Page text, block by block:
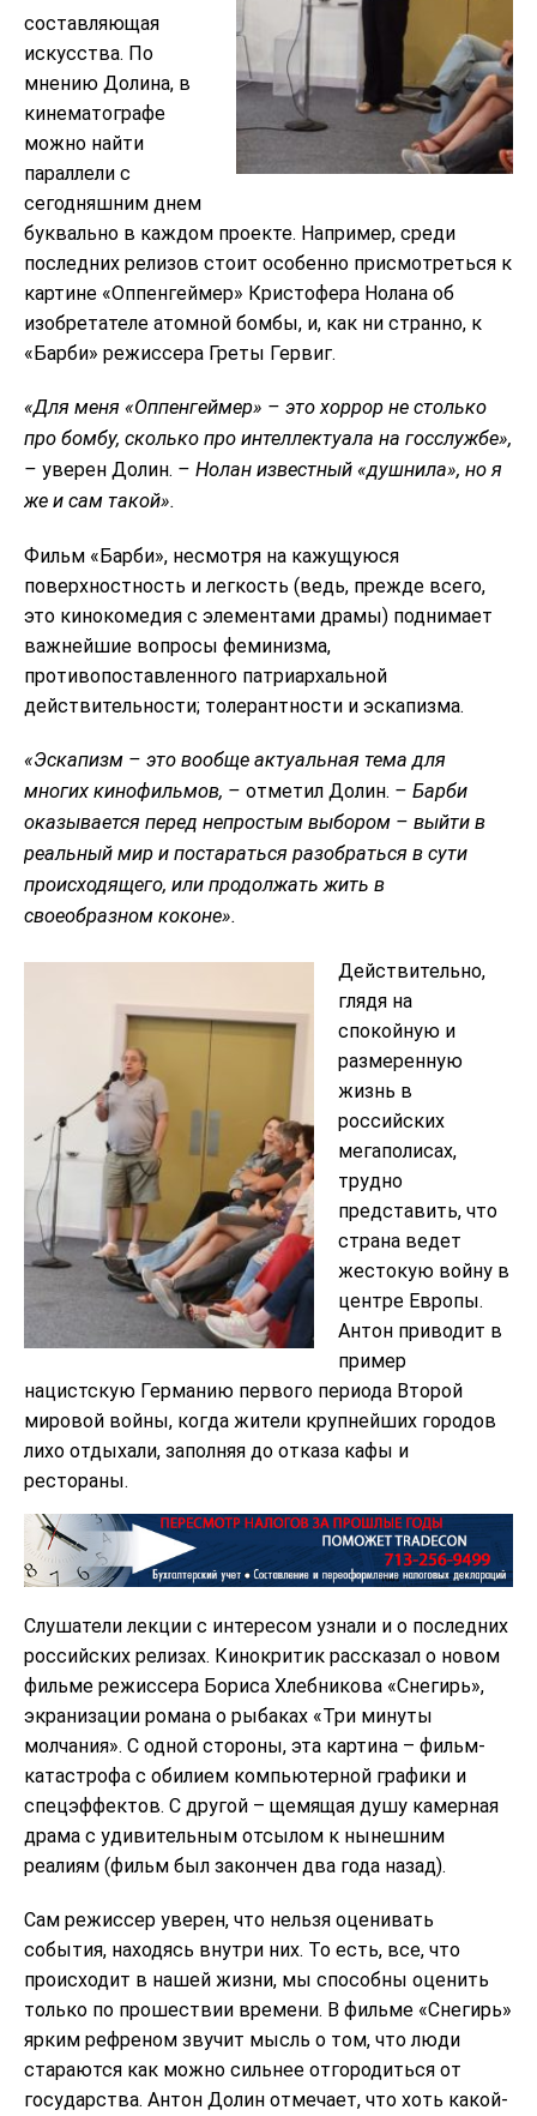
составляющая
искусства. По
мнению Долина, в
кинематографе
можно найти
параллели с
сегодняшним днем
буквально в каждом проекте. Например, среди
последних релизов стоит особенно присмотреться к
картине «Оппенгеймер» Кристофера Нолана об
изобретателе атомной бомбы, и, как ни странно, к
«Барби» режиссера Греты Гервиг.
«Для меня «Оппенгеймер» – это хоррор не столько
про бомбу, сколько про интеллектуала на госслужбе»,
– уверен Долин. – Нолан известный «душнила», но я
же и сам такой».
Фильм «Барби», несмотря на кажущуюся
поверхностность и легкость (ведь, прежде всего,
это кинокомедия с элементами драмы) поднимает
важнейшие вопросы феминизма,
противопоставленного патриархальной
действительности; толерантности и эскапизма.
«Эскапизм – это вообще актуальная тема для
многих кинофильмов, – отметил Долин. – Барби
оказывается перед непростым выбором – выйти в
реальный мир и постараться разобраться в сути
происходящего, или продолжать жить в
своеобразном коконе».
Действительно,
глядя на
спокойную и
размеренную
жизнь в
российских
мегаполисах,
трудно
представить, что
страна ведет
жестокую войну в
центре Европы.
Антон приводит в
пример
нацистскую Германию первого периода Второй
мировой войны, когда жители крупнейших городов
лихо отдыхали, заполняя до отказа кафы и
рестораны.
Слушатели лекции с интересом узнали и о последних
российских релизах. Кинокритик рассказал о новом
фильме режиссера Бориса Хлебникова «Снегирь»,
экранизации романа о рыбаках «Три минуты
молчания». С одной стороны, эта картина – фильм-
катастрофа с обилием компьютерной графики и
спецэффектов. С другой – щемящая душу камерная
драма с удивительным отсылом к нынешним
реалиям (фильм был закончен два года назад).
Сам режиссер уверен, что нельзя оценивать
события, находясь внутри них. То есть, все, что
происходит в нашей жизни, мы способны оценить
только по прошествии времени. В фильме «Снегирь»
ярким рефреном звучит мысль о том, что люди
стараются как можно сильнее отгородиться от
государства. Антон Долин отмечает, что хоть какой-